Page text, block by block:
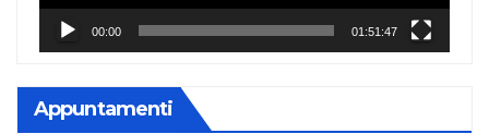
00:00 01:51:47
Appuntamenti